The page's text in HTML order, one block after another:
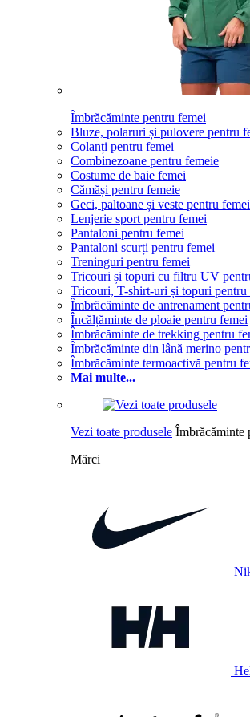
Îmbrăcăminte pentru femei
Bluze, polaruri și pulovere pentru
Colanți pentru femei
Combinezoane pentru femeie
Costume de baie femei
Cămăși pentru femeie
Geci, paltoane și veste pentru femei
Lenjerie sport pentru femei
Pantaloni pentru femei
Pantaloni scurți pentru femei
Treninguri pentru femei
Tricouri și topuri cu filtru UV
Tricouri, T-shirt-uri și topuri pentru
Îmbrăcăminte de antrenament
Încălțăminte de ploaie pentru femei
Îmbrăcăminte de trekking pentru
Îmbrăcăminte din lână merino
Îmbrăcăminte termoactivă pentru
Mai multe...
Vezi toate produsele Îmbrăcăminte
Mărci